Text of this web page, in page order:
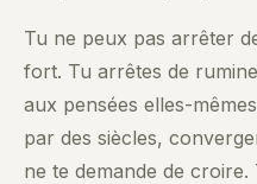
Tu ne peux pas arrêter
fort. Tu arrêtes de
aux pensées elles-
par des siècles,
ne te demande de